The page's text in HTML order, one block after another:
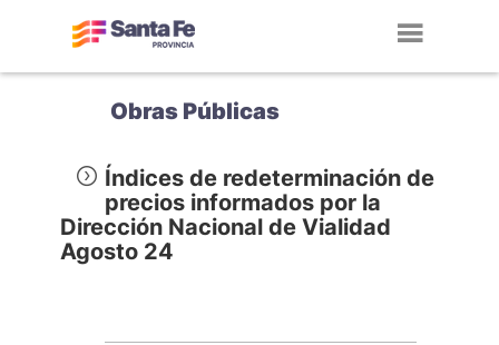
Obras Públicas
Índices de redeterminación de
precios informados por la
Dirección Nacional de Vialidad
Agosto 24